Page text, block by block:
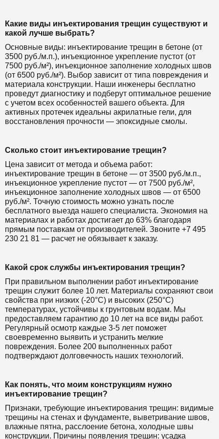
Какие виды инъектирования трещин существуют и
какой лучше выбрать?
Основные виды: инъектирование трещин в бетоне (от
3500 руб./м.п.), инъекционное укрепление пустот (от
7500 руб./м²), инъекционное заполнение холодных швов
(от 6500 руб./м²). Выбор зависит от типа повреждения и
материала конструкции. Наши инженеры бесплатно
проведут диагностику и подберут оптимальное решение
с учетом всех особенностей вашего объекта. Для
активных протечек идеальны акрилатные гели, для
восстановления прочности — эпоксидные смолы.
Сколько стоит инъектирование трещин?
Цена зависит от метода и объема работ:
инъектирование трещин в бетоне — от 3500 руб./м.п.,
инъекционное укрепление пустот — от 7500 руб./м²,
инъекционное заполнение холодных швов — от 6500
руб./м². Точную стоимость можно узнать после
бесплатного выезда нашего специалиста. Экономия на
материалах и работах достигает до 63% благодаря
прямым поставкам от производителей. Звоните +7 495
230 21 81 — расчет не обязывает к заказу.
Какой срок службы инъектирования трещин?
При правильном выполнении работ инъектирование
трещин служит более 10 лет. Материалы сохраняют свои
свойства при низких (-20°C) и высоких (250°C)
температурах, устойчивы к грунтовым водам. Мы
предоставляем гарантию до 10 лет на все виды работ.
Регулярный осмотр каждые 3-5 лет поможет
своевременно выявить и устранить мелкие
повреждения. Более 200 выполненных работ
подтверждают долговечность наших технологий.
Как понять, что моим конструкциям нужно
инъектирование трещин?
Признаки, требующие инъектирования трещин: видимые
трещины на стенах и фундаменте, выветривание швов,
влажные пятна, расслоение бетона, холодные швы
конструкции. Причины появления трещин: усадка